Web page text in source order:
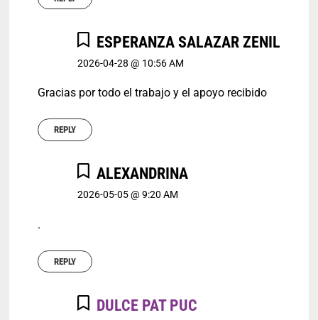
ESPERANZA SALAZAR ZENIL
2026-04-28 @ 10:56 AM
Gracias por todo el trabajo y el apoyo recibido
REPLY
ALEXANDRINA
2026-05-05 @ 9:20 AM
.
REPLY
DULCE PAT PUC